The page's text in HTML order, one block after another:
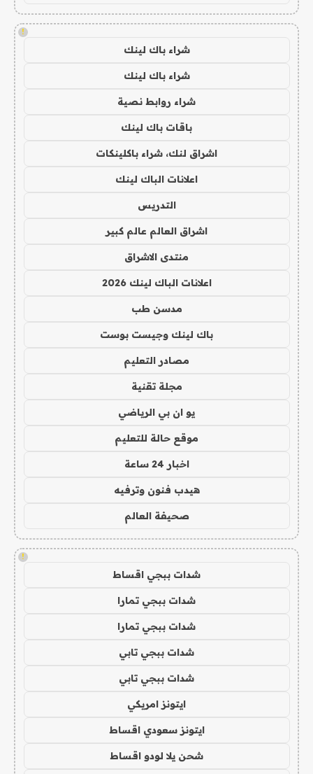
!
شراء باك لينك
شراء باك لينك
شراء روابط نصية
باقات باك لينك
اشراق لنك، شراء باكلينكات
اعلانات الباك لينك
التدريس
اشراق العالم عالم كبير
منتدى الاشراق
اعلانات الباك لينك 2026
مدسن طب
باك لينك وجيست بوست
مصادر التعليم
مجلة تقنية
يو ان بي الرياضي
موقع حالة للتعليم
اخبار 24 ساعة
هيدب فنون وترفيه
صحيفة العالم
!
شدات ببجي اقساط
شدات ببجي تمارا
شدات ببجي تمارا
شدات ببجي تابي
شدات ببجي تابي
ايتونز امريكي
ايتونز سعودي اقساط
شحن يلا لودو اقساط